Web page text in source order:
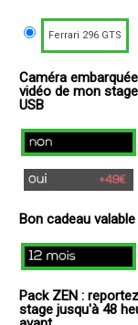
Ferrari 296 GTS
Caméra
vidéo de mon
USB
non
oui
+
49€
)
Bon cadeau valable
12
Pack ZEN :
stage jusqu'à 48